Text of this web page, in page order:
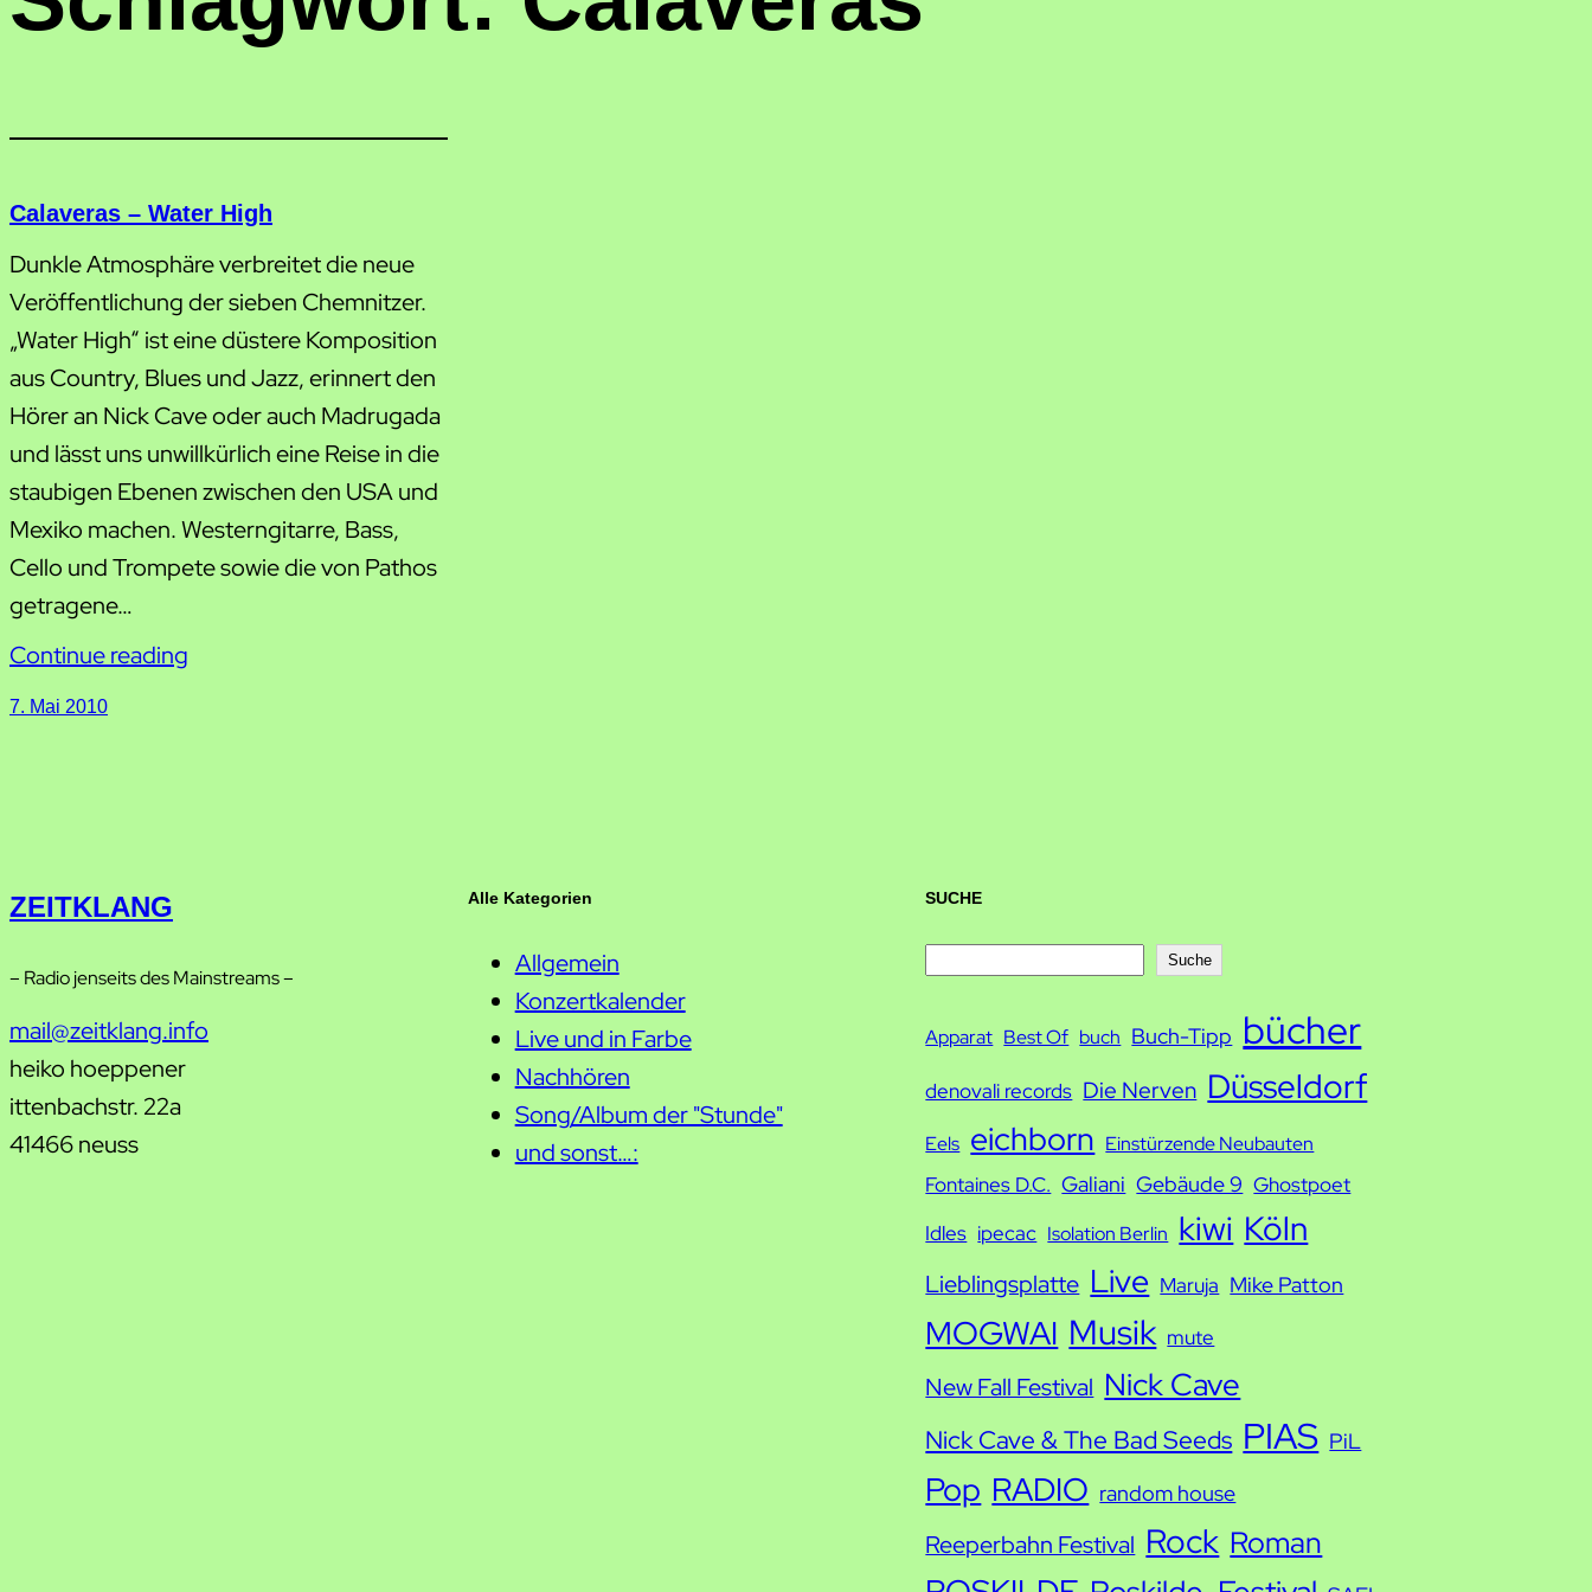
Calaveras – Water High
Dunkle Atmosphäre verbreitet die neue
Veröffentlichung der sieben Chemnitzer.
„Water High“ ist eine düstere Komposition
aus Country, Blues und Jazz, erinnert den
Hörer an Nick Cave oder auch Madrugada
und lässt uns unwillkürlich eine Reise in die
staubigen Ebenen zwischen den USA und
Mexiko machen. Westerngitarre, Bass,
Cello und Trompete sowie die von Pathos
getragene…
Continue reading
7. Mai 2010
ZEITKLANG
– Radio jenseits des Mainstreams –
mail@zeitklang.info
heiko hoeppener
ittenbachstr. 22a
41466 neuss
Alle Kategorien
Allgemein
Konzertkalender
Live und in Farbe
Nachhören
Song/Album der "Stunde"
und sonst…:
SUCHE
c
Suche
Apparat Best Of buch Buch-Tipp bücher
denovali records Die Nerven Düsseldorf
Eels eichborn Einstürzende Neubauten
Fontaines D.C. Galiani Gebäude 9 Ghostpoet
Idles ipecac Isolation Berlin kiwi Köln
Lieblingsplatte Live Maruja Mike Patton
MOGWAI Musik mute
New Fall Festival Nick Cave
Nick Cave & The Bad Seeds PIAS PiL
Pop RADIO random house
Reeperbahn Festival Rock Roman